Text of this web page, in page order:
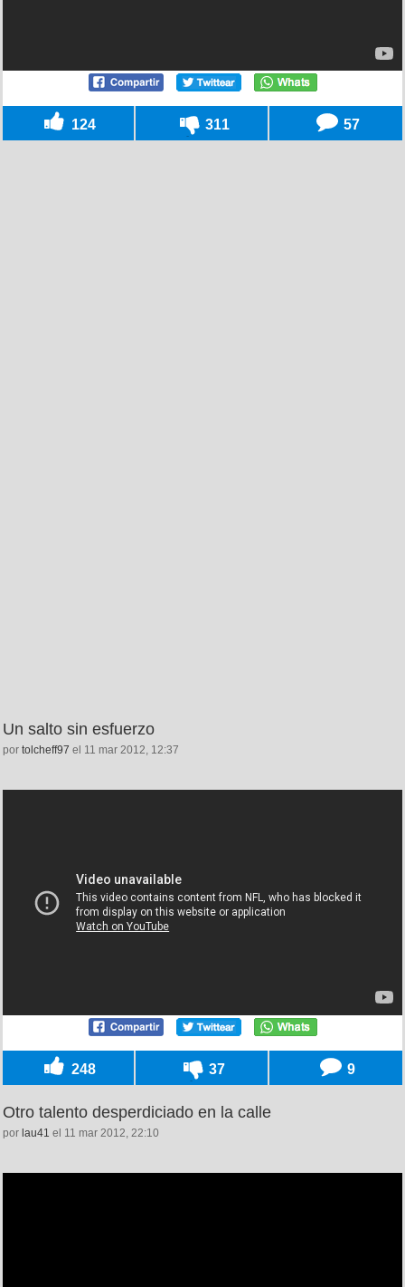
124 311 57
Un salto sin esfuerzo
por tolcheff97 el 11 mar 2012, 12:37
248 37 9
Otro talento desperdiciado en la calle
por lau41 el 11 mar 2012, 22:10